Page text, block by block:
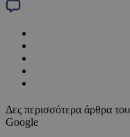
Δες περισσότερα άρθρα
Google